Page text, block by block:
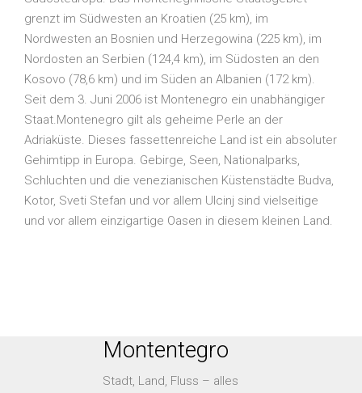
grenzt im Südwesten an Kroatien (25 km), im
Nordwesten an Bosnien und Herzegowina (225 km), im
Nordosten an Serbien (124,4 km), im Südosten an den
Kosovo (78,6 km) und im Süden an Albanien (172 km).
Seit dem 3. Juni 2006 ist Montenegro ein unabhängiger
Staat.Montenegro gilt als geheime Perle an der
Adriaküste. Dieses fassettenreiche Land ist ein absoluter
Gehimtipp in Europa. Gebirge, Seen, Nationalparks,
Schluchten und die venezianischen Küstenstädte Budva,
Kotor, Sveti Stefan und vor allem Ulcinj sind vielseitige
und vor allem einzigartige Oasen in diesem kleinen Land.
Montentegro
Stadt, Land, Fluss – alles